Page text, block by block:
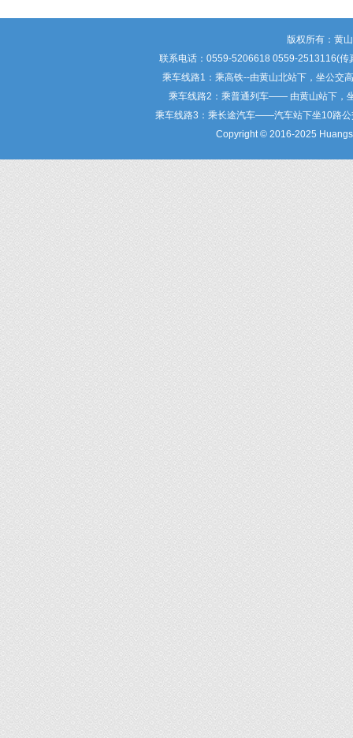
版权所有：
联系电话：0559-5206618 0559-2513116(
乘车线路1：乘高铁--由黄山北站下，坐公交
乘车线路2：乘普通列车—— 由黄山站下，
乘车线路3：乘长途汽车——汽车站下坐10路公
Copyright © 2016-2025